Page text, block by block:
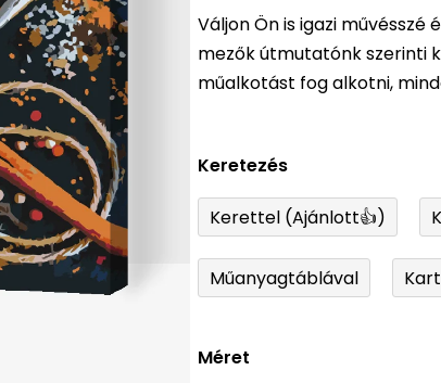
ből
0,0
csillag.
Váljon Ön is igazi
mezők útmutatónk szerinti
műalkotást fog alkotni,
Keretezés
Kerettel (Ajánlott👍)
Műanyagtáblával
Méret